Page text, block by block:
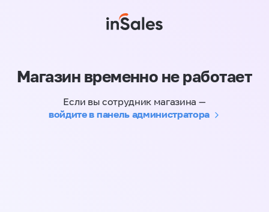
Магазин временно не работает
Если вы сотрудник магазина —
войдите в панель администратора